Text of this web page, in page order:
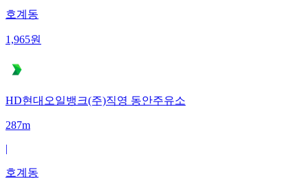
호계동
1,965원
HD현대오일뱅크(주)직영 동안주유소
287m
|
호계동